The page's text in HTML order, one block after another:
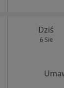
Dziś
6 Sie